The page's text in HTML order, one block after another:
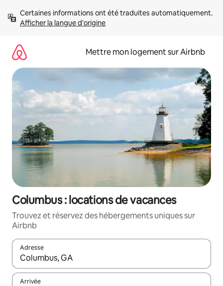
directement
Afficher la langue d'origine
Mettre mon logement sur Airbnb
Columbus : locations de vacances
Trouvez et réservez des hébergements uniques sur
Airbnb
Adresse
Lorsque les résultats s'affichent, utilisez les flèches vers le
Arrivée